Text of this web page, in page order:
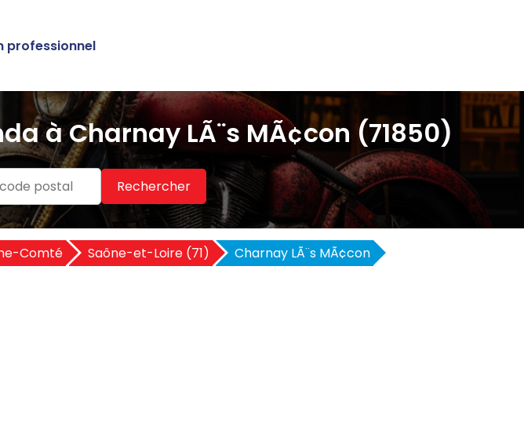
professionnel
à Charnay LÃ¨s MÃ¢con (71850)
Rechercher
Comté Saône-et-Loire (71) Charnay LÃ¨s MÃ¢con